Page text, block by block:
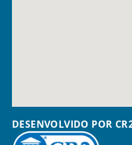
DESENVOLVIDO POR